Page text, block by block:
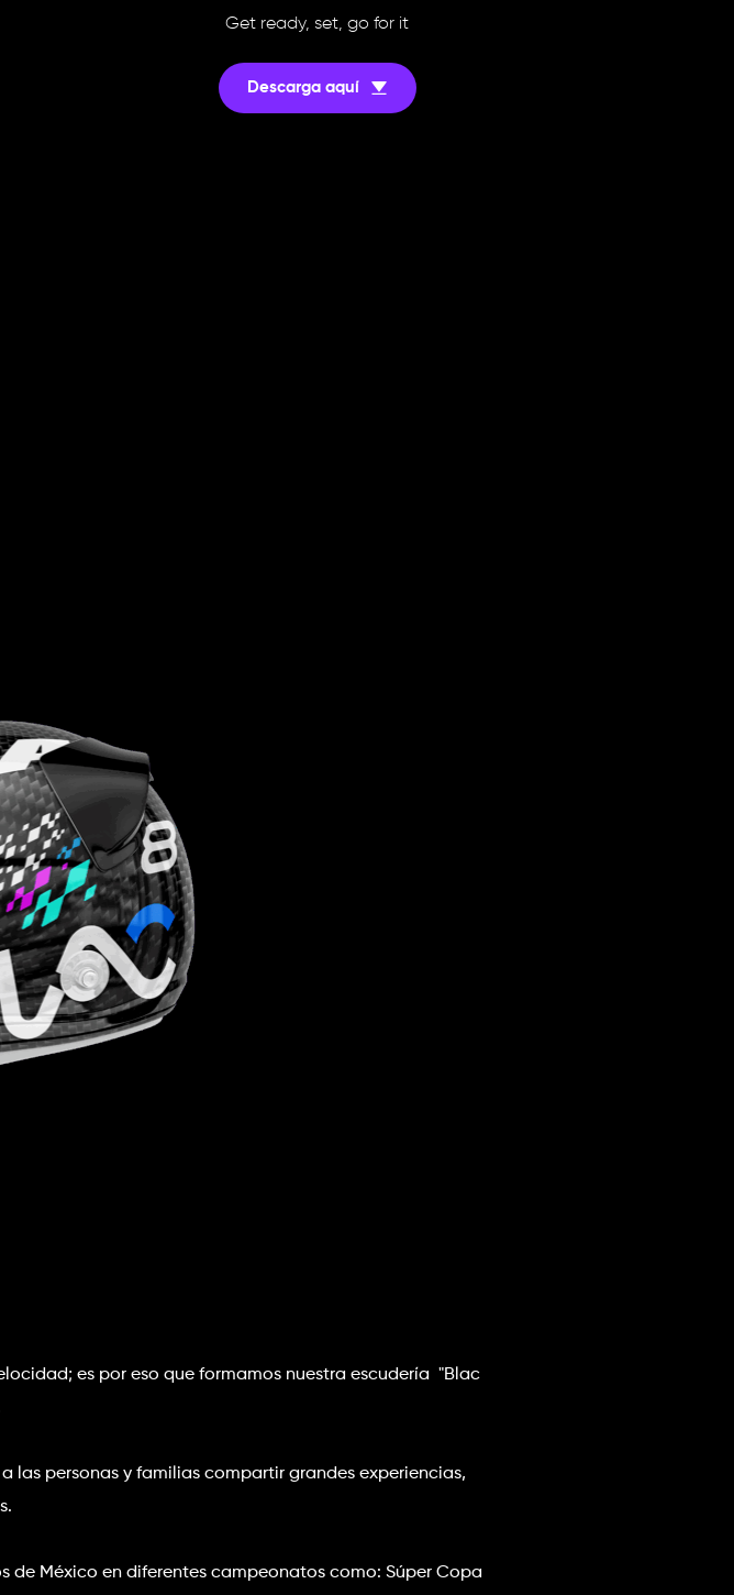
Get ready, set, go for it
Descarga aquí
es por eso que formamos nuestra escudería  "Blac
las personas y familias compartir grandes experiencias,
México en diferentes campeonatos como: Súper Copa